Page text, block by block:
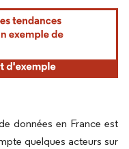
une attribution sous CC BY
données en France est
quelques acteurs sur